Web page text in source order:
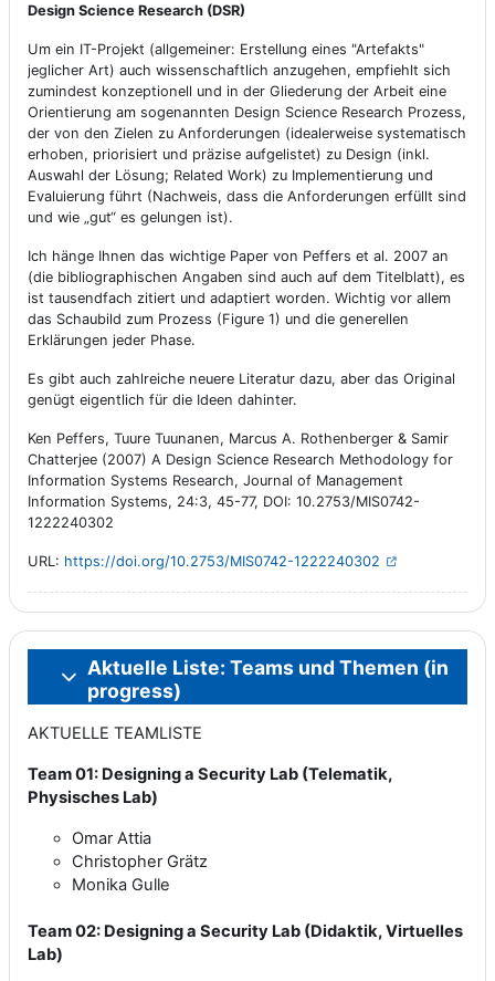
Design Science Research (DSR)
Um ein IT-Projekt (allgemeiner: Erstellung eines "Artefakts"
jeglicher Art) auch wissenschaftlich anzugehen, empfiehlt sich
zumindest konzeptionell und in der Gliederung der Arbeit eine
Orientierung am sogenannten Design Science Research Prozess,
der von den Zielen zu Anforderungen (idealerweise systematisch
erhoben, priorisiert und präzise aufgelistet) zu Design (inkl.
Auswahl der Lösung; Related Work) zu Implementierung und
Evaluierung führt (Nachweis, dass die Anforderungen erfüllt sind
und wie „gut“ es gelungen ist).
Ich hänge Ihnen das wichtige Paper von Peffers et al. 2007 an
(die bibliographischen Angaben sind auch auf dem Titelblatt), es
ist tausendfach zitiert und adaptiert worden. Wichtig vor allem
das Schaubild zum Prozess (Figure 1) und die generellen
Erklärungen jeder Phase.
Es gibt auch zahlreiche neuere Literatur dazu, aber das Original
genügt eigentlich für die Ideen dahinter.
Ken Peffers, Tuure Tuunanen, Marcus A. Rothenberger & Samir
Chatterjee (2007) A Design Science Research Methodology for
Information Systems Research, Journal of Management
Information Systems, 24:3, 45-77, DOI: 10.2753/MIS0742-
1222240302
URL: https://doi.org/10.2753/MIS0742-1222240302
Einklappen
Aktuelle Liste: Teams und Themen (in
progress)
AKTUELLE TEAMLISTE
Team 01: Designing a Security Lab (Telematik,
Physisches Lab)
Omar Attia
Christopher Grätz
Monika Gulle
Team 02: Designing a Security Lab (Didaktik, Virtuelles
Lab)